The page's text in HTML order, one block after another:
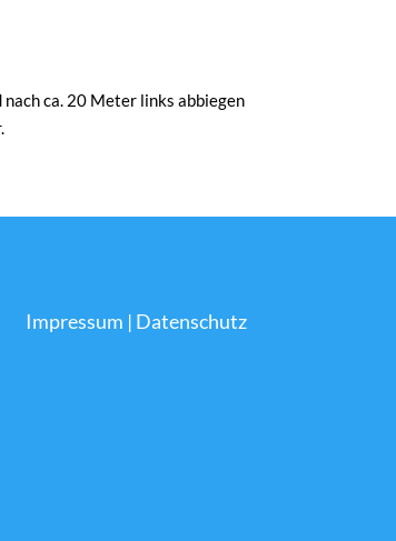
ca. 20 Meter links abbiegen
Impressum | Datenschutz